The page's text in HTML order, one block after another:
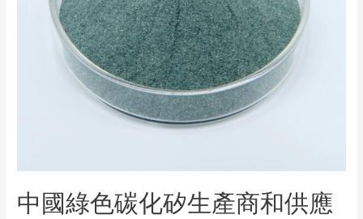
中國綠色碳化矽生產商和供應